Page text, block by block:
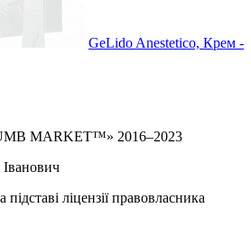
GeLido Anestetico, Крем -
MARKET™» 2016–2023
ліцензії правовласника